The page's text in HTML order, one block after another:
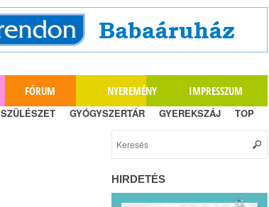
FÓRUM NYEREMÉNY IMPRESSZUM
SZÜLÉSZET GYÓGYSZERTÁR GYEREKSZÁJ TOP
HIRDETÉS